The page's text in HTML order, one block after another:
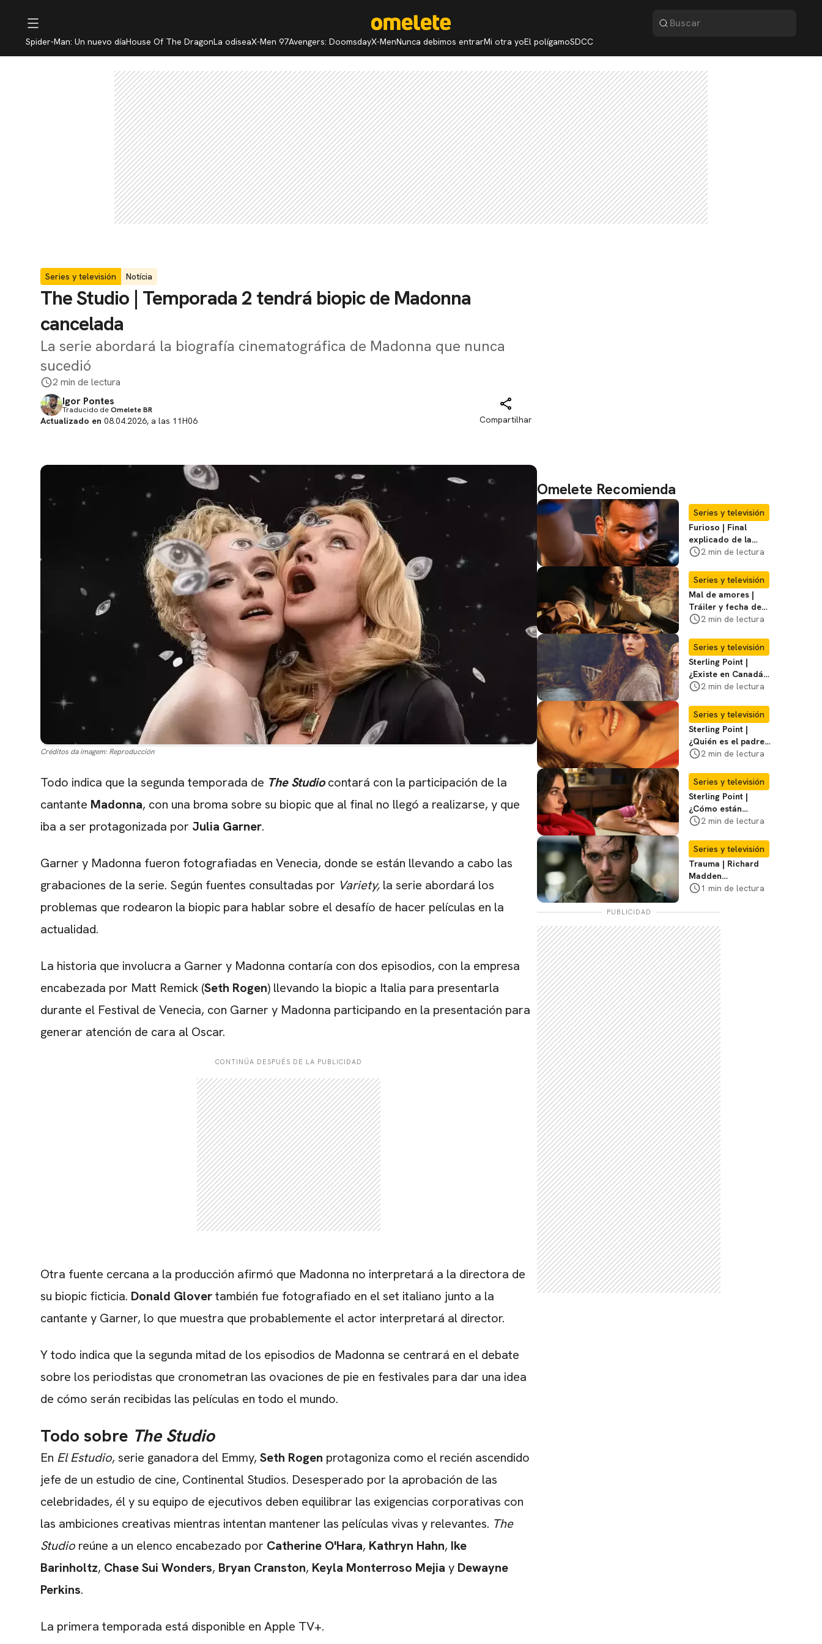
Spider-Man: Un nuevo díaHouse Of The DragonLa odiseaX-Men 97Avengers: DoomsdayX-MenNunca debimos entrarMi otra yoEl polígamoSDCC
Series y televisión Notícia
The Studio | Temporada 2 tendrá biopic de Madonna
cancelada
La serie abordará la biografía cinematográfica de Madonna que nunca
sucedió
2 min de lectura
Igor Pontes
Traducido deOmelete BR
Actualizado en 08.04.2026, a las 11H06 Compartilhar
Créditos da imagem: Reproducción
Todo indica que la segunda temporada de The Studiocontará con la participación de la
cantante Madonna, con una broma sobre su biopic que al final no llegó a realizarse, y que
iba a ser protagonizada por Julia Garner.
Garner y Madonna fueron fotografiadas en Venecia, donde se están llevando a cabo las
grabaciones de la serie. Según fuentes consultadas por Variety, la serie abordará los
problemas que rodearon la biopic para hablar sobre el desafío de hacer películas en la
actualidad.
La historia que involucra a Garner y Madonna contaría con dos episodios, con la empresa
encabezada por Matt Remick (Seth Rogen) llevando la biopic a Italia para presentarla
durante el Festival de Venecia, con Garner y Madonna participando en la presentación para
generar atención de cara al Oscar.
CONTINÚA DESPUÉS DE LA PUBLICIDAD
Otra fuente cercana a la producción afirmó que Madonna no interpretará a la directora de
su biopic ficticia. Donald Glovertambién fue fotografiado en el set italiano junto a la
cantante y Garner, lo que muestra que probablemente el actor interpretará al director.
Y todo indica que la segunda mitad de los episodios de Madonna se centrará en el debate
sobre los periodistas que cronometran las ovaciones de pie en festivales para dar una idea
de cómo serán recibidas las películas en todo el mundo.
Todo sobre The Studio
En El Estudio, serie ganadora del Emmy, Seth Rogen protagoniza como el recién ascendido
jefe de un estudio de cine, Continental Studios. Desesperado por la aprobación de las
celebridades, él y su equipo de ejecutivos deben equilibrar las exigencias corporativas con
las ambiciones creativas mientras intentan mantener las películas vivas y relevantes. The
Studio reúne a un elenco encabezado por Catherine O'Hara, Kathryn Hahn, Ike
Barinholtz, Chase Sui Wonders, Bryan Cranston, Keyla Monterroso Mejia y Dewayne
Perkins.
La primera temporada está disponible en Apple TV+.
Omelete Recomienda
Series y televisión
Furioso | Final
explicado de la
serie brasileña de
2 min de lectura
Series y televisión
Mal de amores |
Tráiler y fecha de
estreno de la nueva
2 min de lectura
Series y televisión
Sterling Point |
¿Existe en Canadá
la isla de la que
Entérate
2 min de lectura
Series y televisión
Sterling Point |
¿Quién es el padre
biológico de
decimos
2 min de lectura
Series y televisión
Sterling Point |
¿Cómo están
conectados Annie,
Te explicamos
2 min de lectura
Series y televisión
Trauma | Richard
Madden
protagonizará serie
1 min de lectura
PUBLICIDAD